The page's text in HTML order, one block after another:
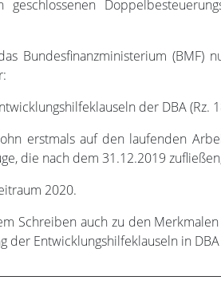
geschlossenen
Bundesfinanzministerium (BMF)
der DBA (Rz.
erstmals auf den laufenden
die nach dem 31.12.2019
2020.
Schreiben auch zu den
der Entwicklungshilfeklauseln in